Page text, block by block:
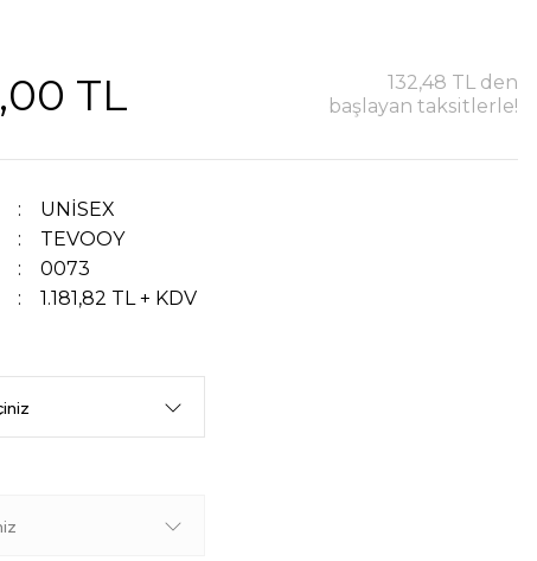
TL
132,48 TL den
başlayan taksitlerle!
UNİSEX
TEVOOY
0073
1.181,82 TL + KDV